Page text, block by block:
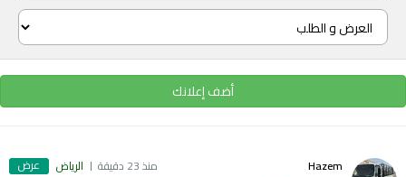
أضف إعلانك
Hazem منذ 23 دقيقة الرياض عرض